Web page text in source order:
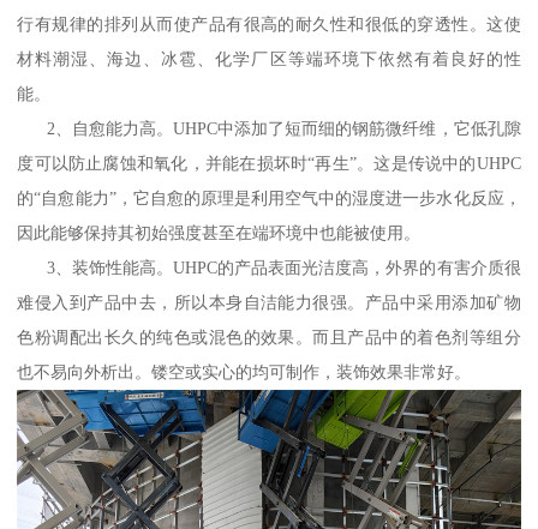
行有规律的排列从而使产品有很高的耐久性和很低的穿透性。这使
材料潮湿、海边、冰雹、化学厂区等端环境下依然有着良好的性
能。
2、自愈能力高。UHPC中添加了短而细的钢筋微纤维，它低孔隙
度可以防止腐蚀和氧化，并能在损坏时“再生”。这是传说中的UHPC
的“自愈能力”，它自愈的原理是利用空气中的湿度进一步水化反应，
因此能够保持其初始强度甚至在端环境中也能被使用。
3、装饰性能高。UHPC的产品表面光洁度高，外界的有害介质很
难侵入到产品中去，所以本身自洁能力很强。产品中采用添加矿物
色粉调配出长久的纯色或混色的效果。而且产品中的着色剂等组分
也不易向外析出。镂空或实心的均可制作，装饰效果非常好。